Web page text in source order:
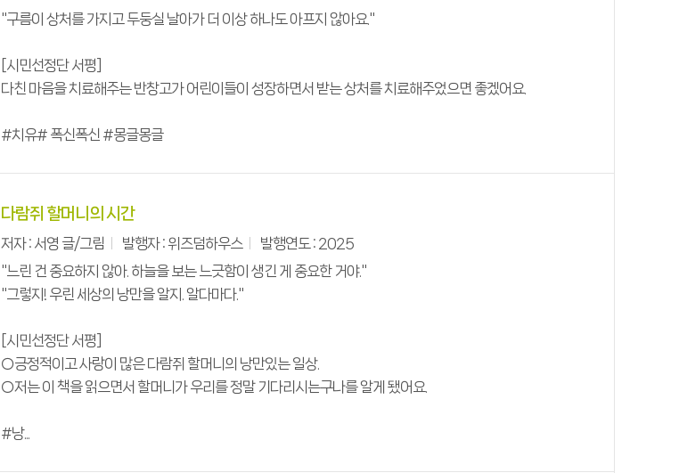
"구름이 상처를 가지고 두둥실 날아가 더 이상 하나도 아프지 않아요."
[시민선정단 서평]
다친 마음을 치료해주는 반창고가 어린이들이 성장하면서 받는 상처를 치료해주었으면 좋겠어요.
#치유# 폭신폭신 #몽글몽글
다람쥐 할머니의 시간
저자 : 서영 글/그림 발행자 : 위즈덤하우스
발행연도 : 2025
"느린 건 중요하지 않아. 하늘을 보는 느긋함이 생긴 게 중요한 거야."
"그렇지! 우린 세상의 낭만을 알지. 알다마다."
[시민선정단 서평]
○긍정적이고 사랑이 많은 다람쥐 할머니의 낭만있는 일상.
○저는 이 책을 읽으면서 할머니가 우리를 정말 기다리시는구나를 알게 됐어요.
#낭...